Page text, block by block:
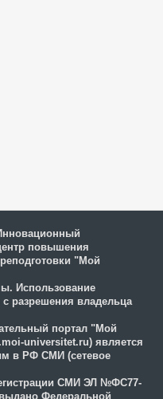
повышения
"Мой
Использование
разрешения владельца
портал "Мой
universitet.ru) является
в РФ СМИ (сетевое
СМИ ЭЛ №ФС77-
выдано Федеральной